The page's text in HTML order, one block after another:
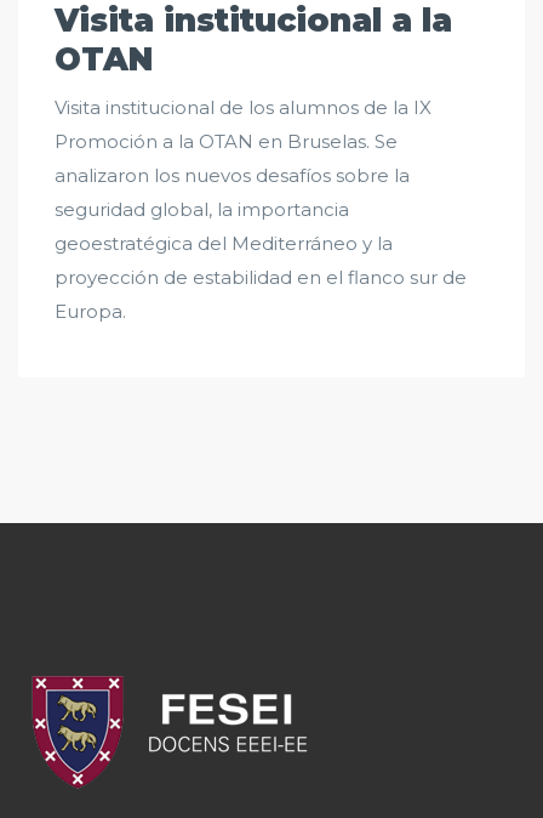
Visita institucional a la
OTAN
Visita institucional de los alumnos de la IX
Promoción a la OTAN en Bruselas. Se
analizaron los nuevos desafíos sobre la
seguridad global, la importancia
geoestratégica del Mediterráneo y la
proyección de estabilidad en el flanco sur de
Europa.